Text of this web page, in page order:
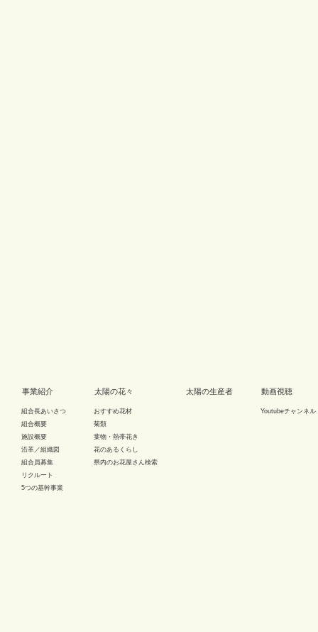
事業紹介
組合長あいさつ
組合概要
施設概要
沿革／組織図
組合員募集
リクルート
5つの基幹事業
太陽の花々
おすすめ花材
菊類
葉物・熱帯花き
花のあるくらし
県内のお花屋さん検索
太陽の生産者 動画視聴
Youtubeチャンネル